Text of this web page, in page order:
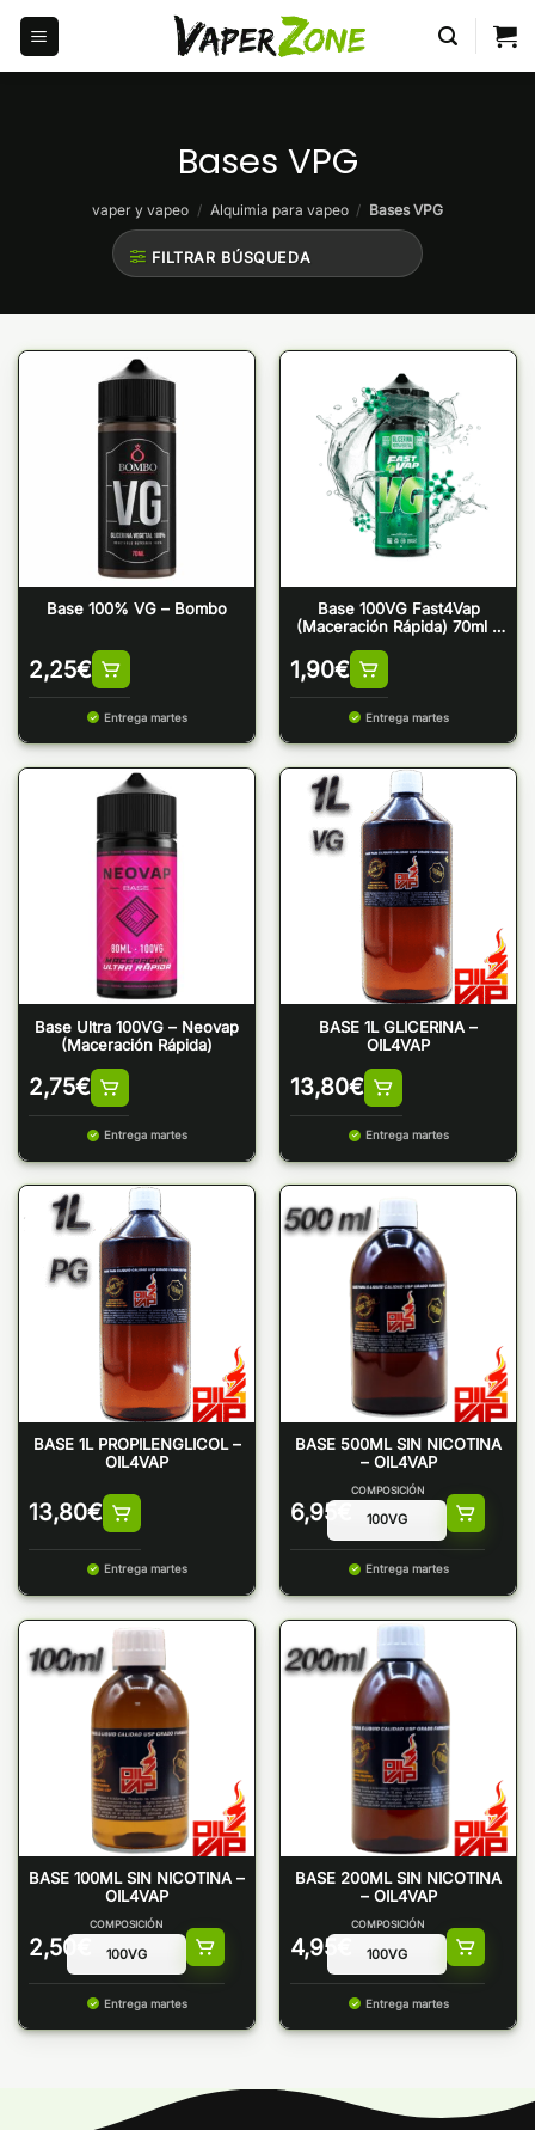
Saltar
contenido
Bases VPG
vaper y vapeo / Alquimia para vapeo / Bases VPG
FILTRAR BÚSQUEDA
Base 100% VG – Bombo
2,25€
Entrega martes
Base 100VG Fast4Vap
(Maceración Rápida) 70ml –
1,90€
Entrega martes
Base Ultra 100VG – Neovap
(Maceración Rápida)
2,75€
Entrega martes
BASE 1L GLICERINA –
OIL4VAP
13,80€
Entrega martes
BASE 1L PROPILENGLICOL –
OIL4VAP
13,80€
Entrega martes
BASE 500ML SIN NICOTINA
– OIL4VAP
6,95
COMPOSICIÓN
Entrega martes
BASE 100ML SIN NICOTINA –
OIL4VAP
2,50
COMPOSICIÓN
Entrega martes
BASE 200ML SIN NICOTINA
– OIL4VAP
4,95
COMPOSICIÓN
Entrega martes